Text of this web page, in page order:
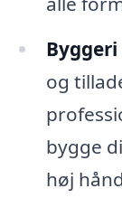
og
bygge
høj